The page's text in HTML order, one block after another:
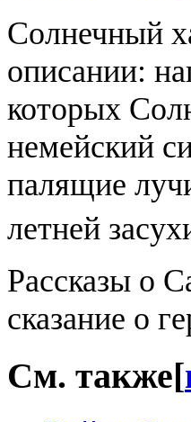
Солнечный
описании:
которых
немейский
палящие
летней
Рассказы о
сказание ο
См. также[